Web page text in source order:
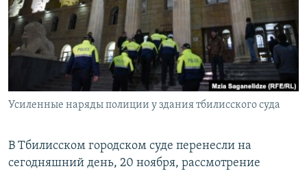
СПОРТ
МИР
БЛОГИ
ГОЛОСА
ЧИТАЕМ ПРЕССУ
АРХИВ РАДИОПРОГРАММЫ
Все сайты РСЕ/РС
Усиленные наряды полиции у здания тбилисского суда
В Тбилисском городском суде перенесли на
сегодняшний день, 20 ноября, рассмотрение